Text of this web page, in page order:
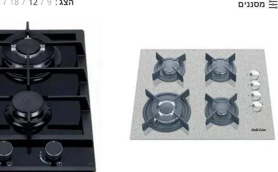
מסננים